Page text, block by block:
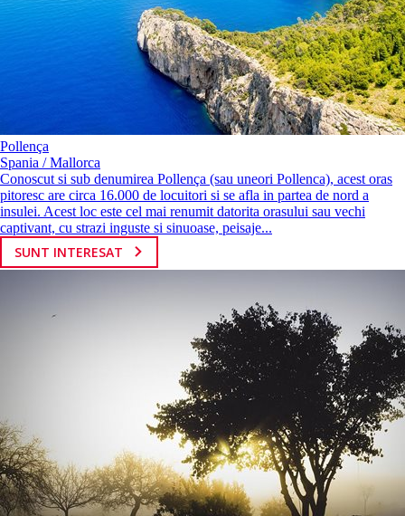
Pollença
Spania / Mallorca
Conoscut si sub denumirea Pollença (sau uneori Pollenca), acest oras
pitoresc are circa 16.000 de locuitori si se afla in partea de nord a
insulei. Acest loc este cel mai renumit datorita orasului sau vechi
captivant, cu strazi inguste si sinuoase, peisaje...
SUNT INTERESAT